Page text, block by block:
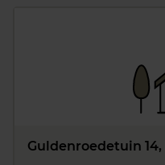
Guldenroedetuin